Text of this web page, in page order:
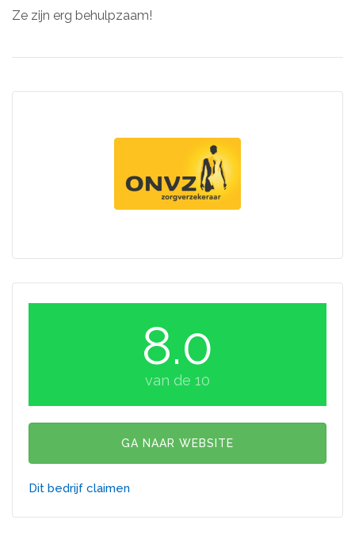
Ze zijn erg behulpzaam!
8.0
van de 10
GA NAAR WEBSITE
Dit bedrijf claimen